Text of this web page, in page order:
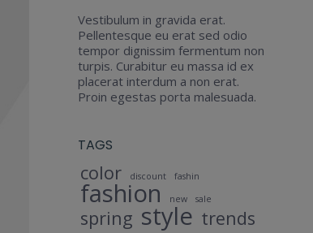
Vestibulum in gravida erat.
Pellentesque eu erat sed odio
tempor dignissim fermentum non
turpis. Curabitur eu massa id ex
placerat interdum a non erat.
Proin egestas porta malesuada.
TAGS
color discount fashin
fashion new sale
spring style trends